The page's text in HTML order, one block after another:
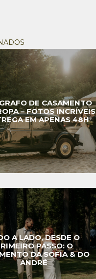
DE CASAMENTO
– FOTOS INCRÍVEIS
EM APENAS 48H
A LADO, DESDE O
PASSO: O
DA SOFIA & DO
ANDRÉ